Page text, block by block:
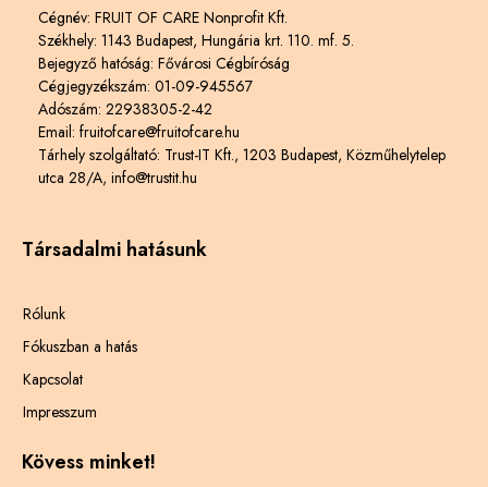
Cégnév: FRUIT OF CARE Nonprofit Kft.
Székhely: 1143 Budapest, Hungária krt. 110. mf. 5.
Bejegyző hatóság: Fővárosi Cégbíróság
Cégjegyzékszám: 01-09-945567
Adószám: 22938305-2-42
Email: fruitofcare@fruitofcare.hu
Tárhely szolgáltató: Trust-IT Kft., 1203 Budapest, Közműhelytelep
utca 28/A, info@trustit.hu
Társadalmi hatásunk
Rólunk
Fókuszban a hatás
Kapcsolat
Impresszum
Kövess minket!